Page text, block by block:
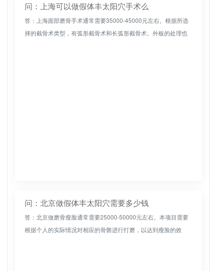
问：上海可以做假体丰太阳穴手术么
答：上海面部磨骨手术通常需要35000-45000元左右。根据所选
择的截骨术类型，有弧形截骨术和长弧形截骨术。外板的处理也
问：北京做假体丰太阳穴需要多少钱
答：北京做磨骨瘦脸通常需要25000-50000元左右。本项目需要
根据个人的实际情况对相应的骨骼进行打磨，以达到瘦脸的效